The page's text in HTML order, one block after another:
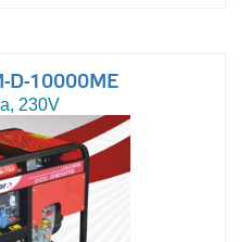
D-10000ME
230V